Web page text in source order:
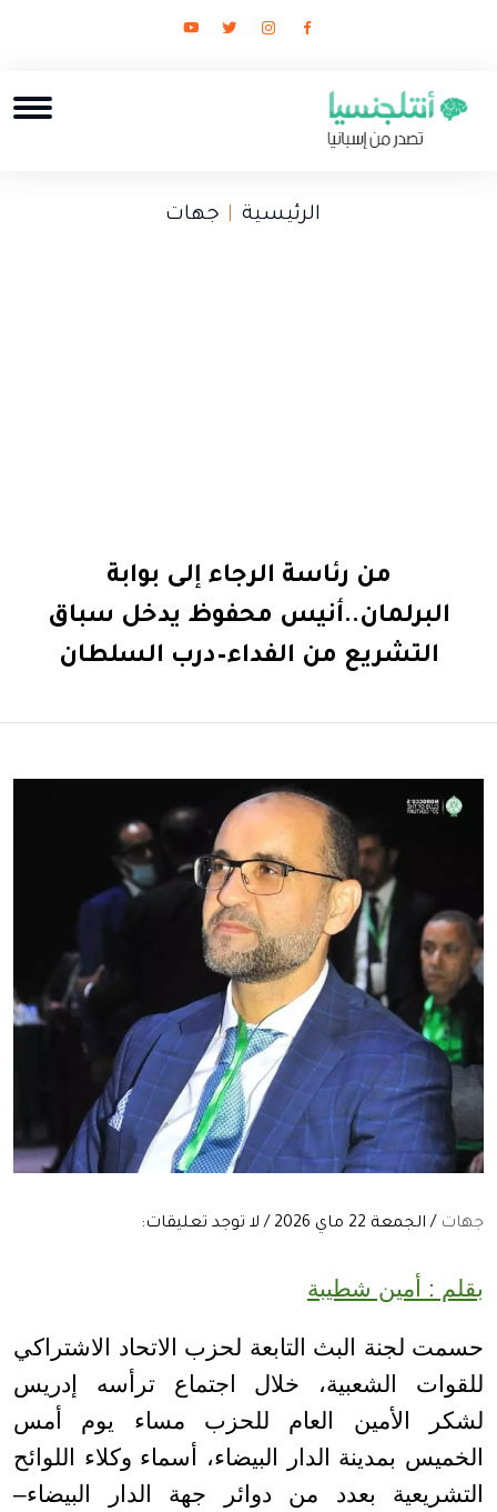
الرئيسية جهات
من رئاسة الرجاء إلى بوابة
البرلمان..أنيس محفوظ يدخل سباق
التشريع من الفداء–درب السلطان
جهات / الجمعة 22 ماي 2026 / لا توجد تعليقات:
بقلم : أمين شطيبة
حسمت لجنة البث التابعة لحزب الاتحاد الاشتراكي
للقوات الشعبية، خلال اجتماع ترأسه إدريس
لشكر الأمين العام للحزب مساء يوم أمس
الخميس بمدينة الدار البيضاء، أسماء وكلاء اللوائح
التشريعية بعدد من دوائر جهة الدار البيضاء–